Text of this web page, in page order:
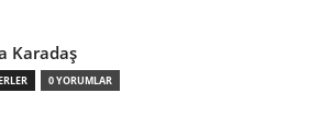
Karadaş
0 YORUMLAR